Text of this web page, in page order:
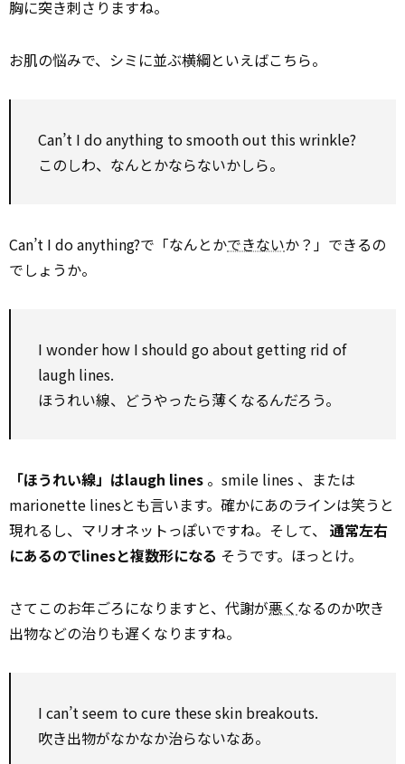
胸に突き刺さりますね。
お肌の悩みで、シミに並ぶ横綱といえばこちら。
Can’t I do anything to smooth out this wrinkle?
このしわ、なんとかならないかしら。
Can’t I do anything?で「なんとかできないか？」できるの
でしょうか。
I wonder how I should go about getting rid of
laugh lines.
ほうれい線、どうやったら薄くなるんだろう。
「ほうれい線」はlaugh lines 。smile lines 、または
marionette linesとも言います。確かにあのラインは笑うと
現れるし、マリオネットっぽいですね。そして、 通常左右
にあるのでlinesと複数形になる そうです。ほっとけ。
さてこのお年ごろになりますと、代謝が悪く なるのか吹き
出物などの治りも遅くなりますね。
I can’t seem to cure these skin breakouts.
吹き出物がなかなか治らないなあ。